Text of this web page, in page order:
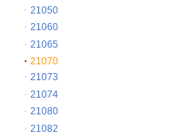
21050
21060
21065
21070
21073
21074
21080
21082